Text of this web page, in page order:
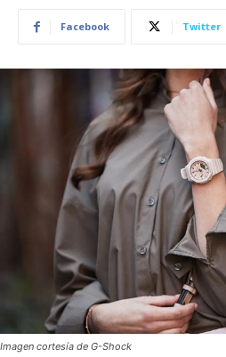
Facebook Twitter
Imagen cortesía de G-Shock